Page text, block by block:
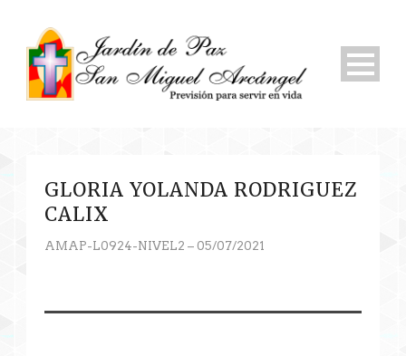
GLORIA YOLANDA RODRIGUEZ
CALIX
AMAP-L0924-NIVEL2 – 05/07/2021